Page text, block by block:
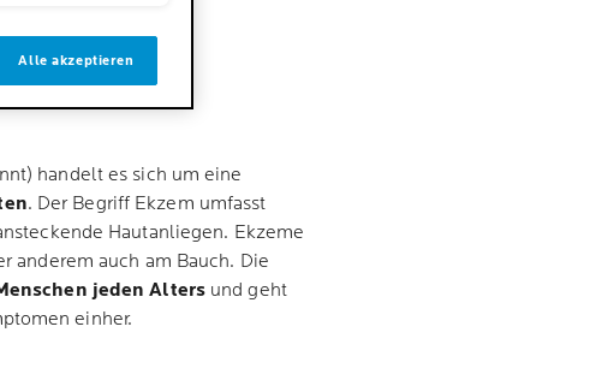
AM
handelt es sich um eine
. Der Begriff Ekzem umfasst
Hautanliegen. Ekzeme
anderem auch am Bauch. Die
jeden Altersund geht
einher.
Alle akzeptieren